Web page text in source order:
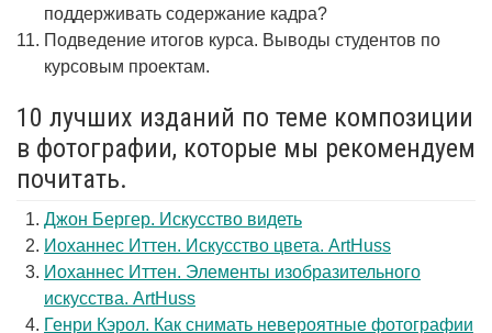
поддерживать содержание кадра?
Подведение итогов курса. Выводы студентов по
курсовым проектам.
10 лучших изданий по теме композиции
в фотографии, которые мы рекомендуем
почитать.
Джон Бергер. Искусство видеть
Иоханнес Иттен. Искусство цвета. ArtHuss
Иоханнес Иттен. Элементы изобразительного
искусства. ArtHuss
Генри Кэрол. Как снимать невероятные фотографии